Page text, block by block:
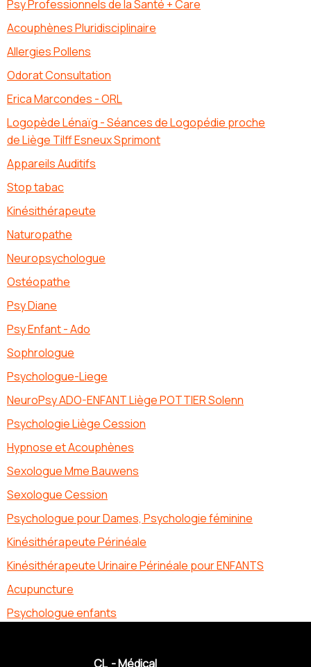
Psy Professionnels de la Santé + Care
Acouphènes Pluridisciplinaire
Allergies Pollens
Odorat Consultation
Erica Marcondes - ORL
Logopède Lénaïg - Séances de Logopédie proche
de Liège Tilff Esneux Sprimont
Appareils Auditifs
Stop tabac
Kinésithérapeute
Naturopathe
Neuropsychologue
Ostéopathe
Psy Diane
Psy Enfant - Ado
Sophrologue
Psychologue-Liege
NeuroPsy ADO-ENFANT Liège POTTIER Solenn
Psychologie Liège Cession
Hypnose et Acouphènes
Sexologue Mme Bauwens
Sexologue Cession
Psychologue pour Dames, Psychologie féminine
Kinésithérapeute Périnéale
Kinésithérapeute Urinaire Périnéale pour ENFANTS
Acupuncture
Psychologue enfants
CL - Médical